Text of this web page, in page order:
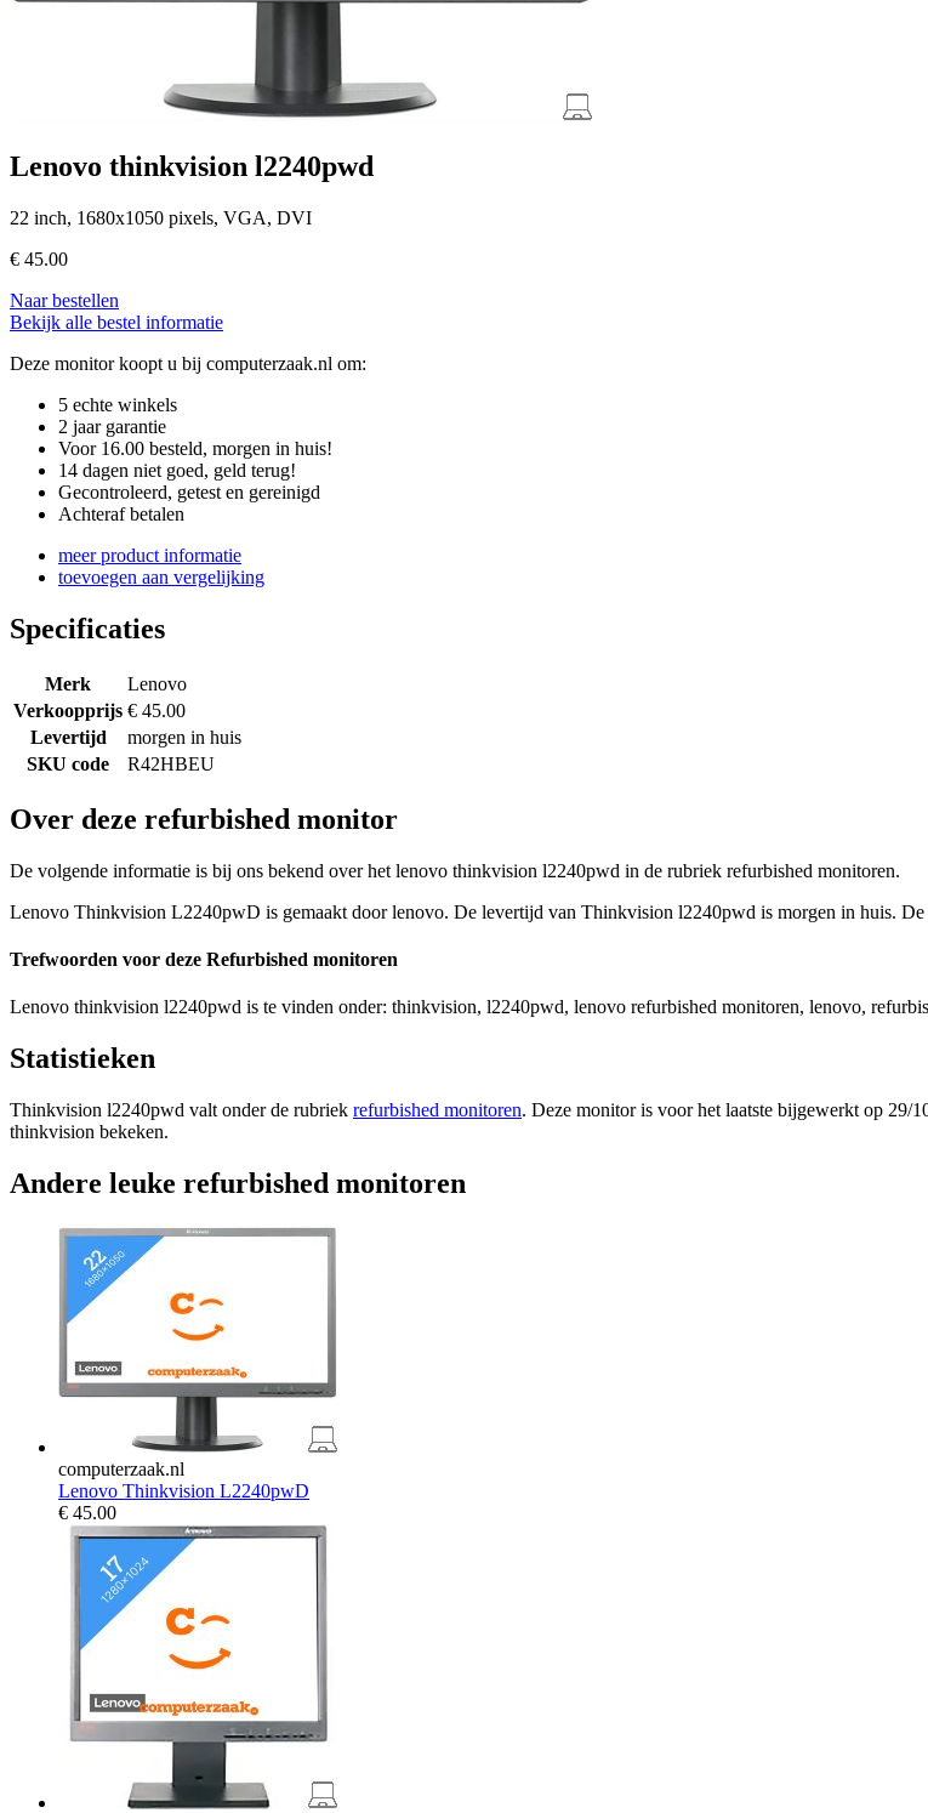
Lenovo thinkvision l2240pwd
22 inch, 1680x1050 pixels, VGA, DVI
€ 45.00
Naar bestellen
Bekijk alle bestel informatie
Deze monitor koopt u bij computerzaak.nl om:
5 echte winkels
2 jaar garantie
Voor 16.00 besteld, morgen in huis!
14 dagen niet goed, geld terug!
Gecontroleerd, getest en gereinigd
Achteraf betalen
meer product informatie
toevoegen aan vergelijking
Specificaties
Merk
Lenovo
Verkoopprijs € 45.00
Levertijd
morgen in huis
SKU code
R42HBEU
Over deze refurbished monitor
De volgende informatie is bij ons bekend over het lenovo thinkvision l2240pwd in de rubriek refurbished monitoren.
Lenovo Thinkvision L2240pwD is gemaakt door lenovo. De levertijd van Thinkvision l2240pwd is morgen in huis. De
Trefwoorden voor deze Refurbished monitoren
Lenovo thinkvision l2240pwd is te vinden onder: thinkvision, l2240pwd, lenovo refurbished monitoren, lenovo,
Statistieken
Thinkvision l2240pwd valt onder de rubriek refurbished monitoren. Deze monitor is voor het laatste bijgewerkt op 29/
thinkvision bekeken.
Andere leuke refurbished monitoren
computerzaak.nl
Lenovo Thinkvision L2240pwD
€ 45.00